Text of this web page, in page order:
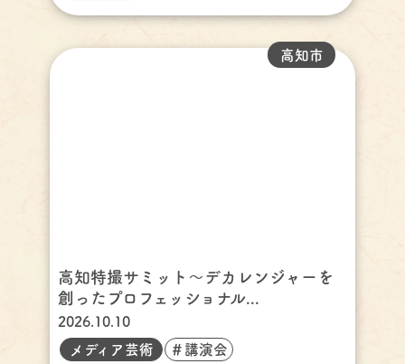
高知特撮サミット～デカレンジャーを
創ったプロフェッショナル...
高知市
2026.10.10
メディア芸術
＃講演会